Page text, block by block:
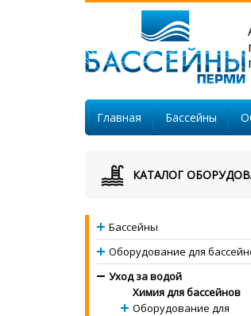
Главная Бассейны
КАТАЛОГ
Бассейны
Оборудование для
Уход за водой
Химия для бассейнов
Оборудование для